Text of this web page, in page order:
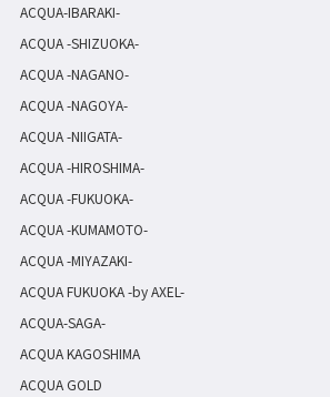
ACQUA-IBARAKI-
ACQUA -SHIZUOKA-
ACQUA -NAGANO-
ACQUA -NAGOYA-
ACQUA -NIIGATA-
ACQUA -HIROSHIMA-
ACQUA -FUKUOKA-
ACQUA -KUMAMOTO-
ACQUA -MIYAZAKI-
ACQUA FUKUOKA -by AXEL-
ACQUA-SAGA-
ACQUA KAGOSHIMA
ACQUA GOLD